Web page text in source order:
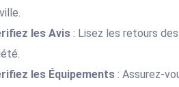
les Avis : Lisez les retours
les Équipements : Assurez-